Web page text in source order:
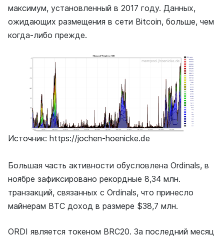
максимум, установленный в 2017 году. Данных,
ожидающих размещения в сети Bitcoin, больше, чем
когда-либо прежде.
Источник: https://jochen-hoenicke.de
Большая часть активности обусловлена Ordinals, в
ноябре зафиксировано рекордные 8,34 млн.
транзакций, связанных с Ordinals, что принесло
майнерам BTC доход в размере $38,7 млн.
ORDI является токеном BRC20. За последний месяц